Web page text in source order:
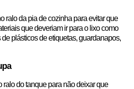
ralo da pia de cozinha para evitar que
que deveriam ir para o lixo como
plásticos de etiquetas, guardanapos,
ralo do tanque para não deixar que